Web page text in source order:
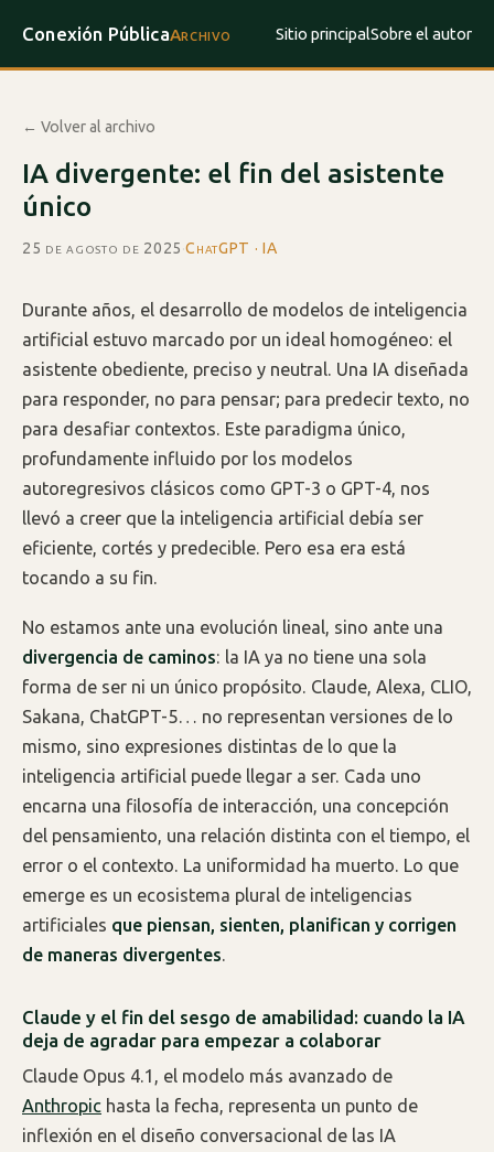
Conexión PúblicaArchivo Sitio principalSobre el autor
← Volver al archivo
IA divergente: el fin del asistente
único
25 de agosto de 2025·ChatGPT · IA
Durante años, el desarrollo de modelos de inteligencia
artificial estuvo marcado por un ideal homogéneo: el
asistente obediente, preciso y neutral. Una IA diseñada
para responder, no para pensar; para predecir texto, no
para desafiar contextos. Este paradigma único,
profundamente influido por los modelos
autoregresivos clásicos como GPT-3 o GPT-4, nos
llevó a creer que la inteligencia artificial debía ser
eficiente, cortés y predecible. Pero esa era está
tocando a su fin.
No estamos ante una evolución lineal, sino ante una
divergencia de caminos: la IA ya no tiene una sola
forma de ser ni un único propósito. Claude, Alexa, CLIO,
Sakana, ChatGPT-5… no representan versiones de lo
mismo, sino expresiones distintas de lo que la
inteligencia artificial puede llegar a ser. Cada uno
encarna una filosofía de interacción, una concepción
del pensamiento, una relación distinta con el tiempo, el
error o el contexto. La uniformidad ha muerto. Lo que
emerge es un ecosistema plural de inteligencias
artificiales que piensan, sienten, planifican y corrigen
de maneras divergentes.
Claude y el fin del sesgo de amabilidad: cuando la IA
deja de agradar para empezar a colaborar
Claude Opus 4.1, el modelo más avanzado de
Anthropic hasta la fecha, representa un punto de
inflexión en el diseño conversacional de las IA